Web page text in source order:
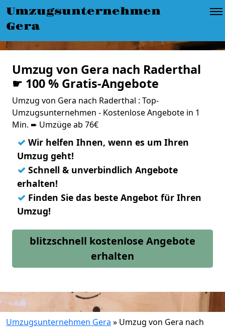
Umzugsunternehmen
Gera
Umzug von Gera nach Raderthal
☛ 100 % Gratis-Angebote
Umzug von Gera nach Raderthal : Top-
Umzugsunternehmen - Kostenlose Angebote in 1
Min. ➨ Umzüge ab 76€
✓ Wir helfen Ihnen, wenn es um Ihren
Umzug geht!
✓ Schnell & unverbindlich Angebote
erhalten!
✓ Finden Sie das beste Angebot für Ihren
Umzug!
blitzschnell kostenlose Angebote
erhalten
Umzugsunternehmen Gera » Umzug von Gera nach